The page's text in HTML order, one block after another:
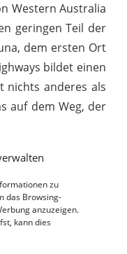
zu
das Browsing-
anzuzeigen.
kann dies
Western Australia
geringen Teil der
dem ersten Ort
bildet einen
nichts anderes als
auf dem Weg, der